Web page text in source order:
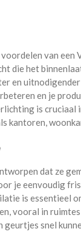
van een
die het
en
en je
is cruciaal
kantoren,
dat ze
je eenvoudig
is essentieel
vooral in ruimtes
geurtjes snel